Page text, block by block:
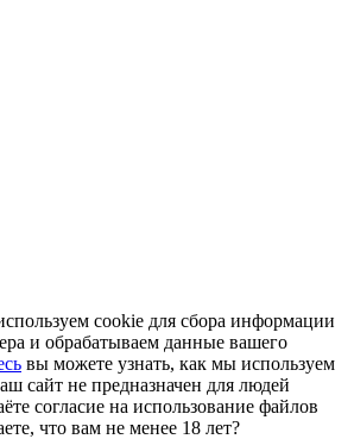
cookie для сбора информации
и обрабатываем данные вашего
вы можете узнать, как мы используем
сайт не предназначен для людей
согласие на использование файлов
что вам не менее 18 лет?